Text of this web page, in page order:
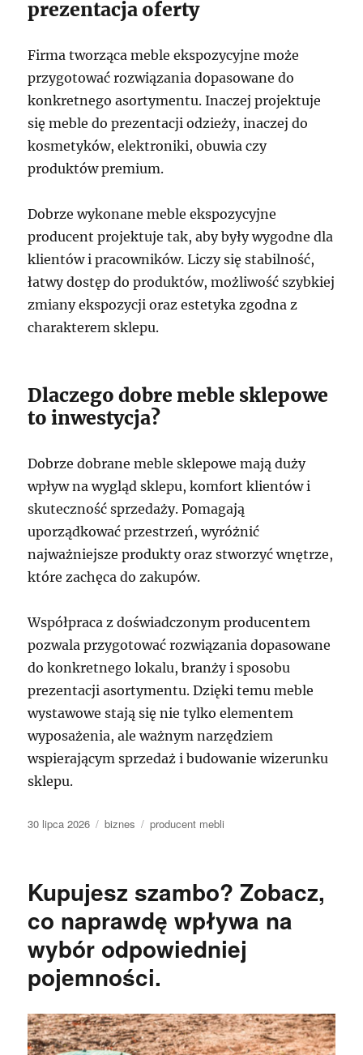
prezentacja oferty
Firma tworząca meble ekspozycyjne może
przygotować rozwiązania dopasowane do
konkretnego asortymentu. Inaczej projektuje
się meble do prezentacji odzieży, inaczej do
kosmetyków, elektroniki, obuwia czy
produktów premium.
Dobrze wykonane meble ekspozycyjne
producent projektuje tak, aby były wygodne dla
klientów i pracowników. Liczy się stabilność,
łatwy dostęp do produktów, możliwość szybkiej
zmiany ekspozycji oraz estetyka zgodna z
charakterem sklepu.
Dlaczego dobre meble sklepowe
to inwestycja?
Dobrze dobrane meble sklepowe mają duży
wpływ na wygląd sklepu, komfort klientów i
skuteczność sprzedaży. Pomagają
uporządkować przestrzeń, wyróżnić
najważniejsze produkty oraz stworzyć wnętrze,
które zachęca do zakupów.
Współpraca z doświadczonym producentem
pozwala przygotować rozwiązania dopasowane
do konkretnego lokalu, branży i sposobu
prezentacji asortymentu. Dzięki temu meble
wystawowe stają się nie tylko elementem
wyposażenia, ale ważnym narzędziem
wspierającym sprzedaż i budowanie wizerunku
sklepu.
Data
30 lipca 2026 Kategorie
biznes Tagi
producent mebli
Kupujesz szambo? Zobacz,
co naprawdę wpływa na
wybór odpowiedniej
pojemności.